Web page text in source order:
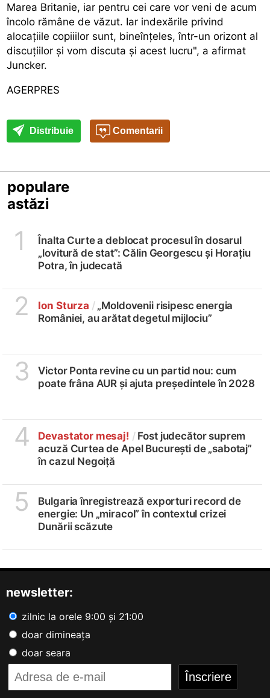
Marea Britanie, iar pentru cei care vor veni de acum
încolo rămâne de văzut. Iar indexările privind
alocațiile copiiilor sunt, bineînțeles, într-un orizont al
discuțiilor și vom discuta și acest lucru", a afirmat
Juncker.
AGERPRES
Distribuie Comentarii
populare
astăzi
1
Înalta Curte a deblocat procesul în dosarul
„lovitură de stat”: Călin Georgescu și Horațiu
Potra, în judecată
2 Ion Sturza /„Moldovenii risipesc energia
României, au arătat degetul mijlociu”
3
Victor Ponta revine cu un partid nou: cum
poate frâna AUR și ajuta președintele în 2028
4 Devastator mesaj! / Fost judecător suprem
acuză Curtea de Apel București de „sabotaj”
în cazul Negoiță
5
Bulgaria înregistrează exporturi record de
energie: Un „miracol” în contextul crizei
Dunării scăzute
newsletter:
zilnic la orele 9:00 și 21:00
doar dimineața
doar seara